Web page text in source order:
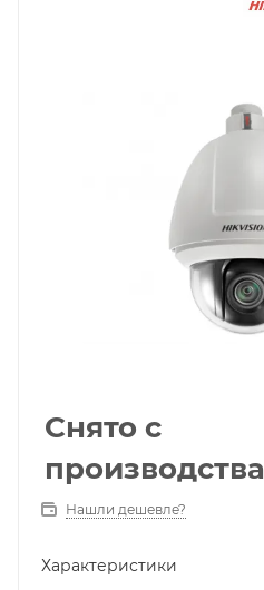
Снято с
производства
Нашли дешевле?
Характеристики